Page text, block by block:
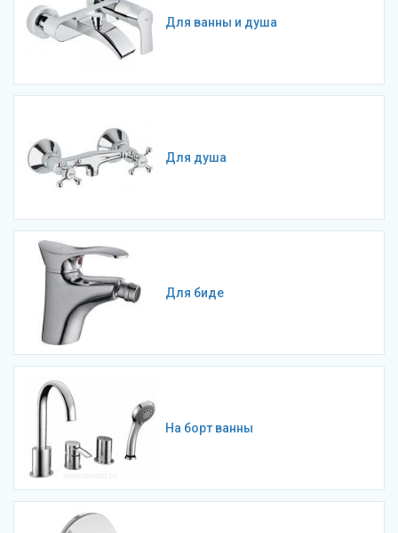
Для ванны и душа
Для душа
Для биде
На борт ванны